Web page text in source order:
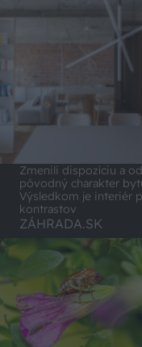
Zmenili dispozíciu a
pôvodný charakter
Výsledkom je interiér
kontrastov
ZÁHRADA.SK